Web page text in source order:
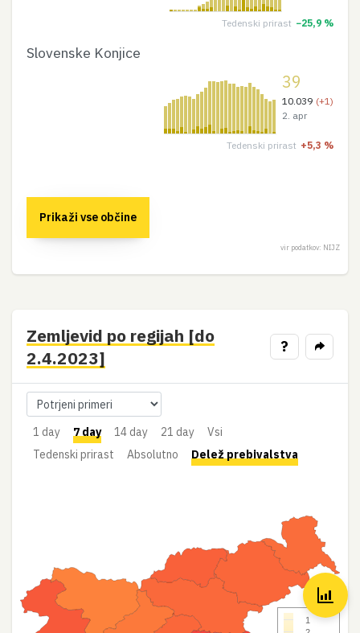
Tedenski prirast −25,9 %
Slovenske Konjice
39
10.039 (+1)
2. apr
Tedenski prirast +5,3 %
Prikaži vse občine
vir podatkov: NIJZ
Zemljevid po regijah [do
2.4.2023]
?
1 day 7 day 14 day 21 day
Vsi
Tedenski prirast
Absolutno Delež prebivalstva
1